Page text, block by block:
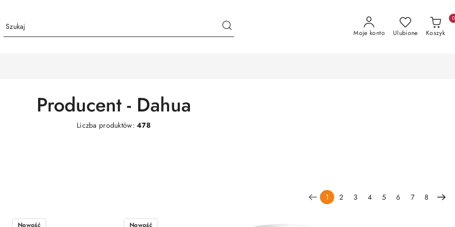
Moje konto Ulubione Koszyk
0
Producent - Dahua
Liczba produktów:478
1 2 3 4 5 6 7 8
Nowość Nowość